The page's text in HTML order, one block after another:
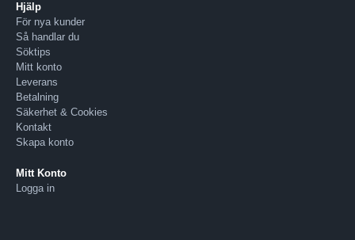
Hjälp
För nya kunder
Så handlar du
Söktips
Mitt konto
Leverans
Betalning
Säkerhet & Cookies
Kontakt
Skapa konto
Mitt Konto
Logga in